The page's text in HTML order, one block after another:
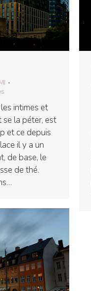
intimes et
se la péter, est
et ce depuis
il y a un
de base, le
de thé.